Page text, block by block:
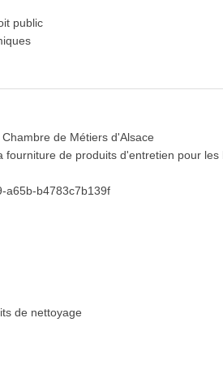
public
de Métiers d'Alsace
fourniture de produits d'entretien pour
a65b-b4783c7b139f
de nettoyage